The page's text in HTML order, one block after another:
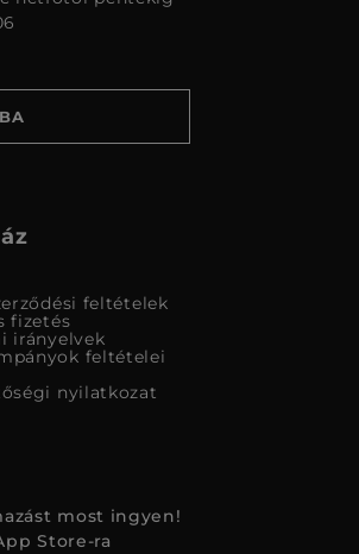
feltételek
fizetés
irányelvek
feltételei
nyilatkozat
most ingyen!